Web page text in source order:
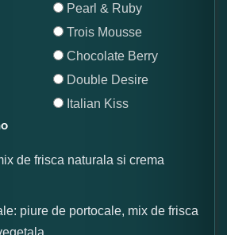
Pearl & Ruby
Trois Mousse
Chocolate Berry
Double Desire
Italian Kiss
de frisca naturala si crema
piure de portocale, mix de frisca